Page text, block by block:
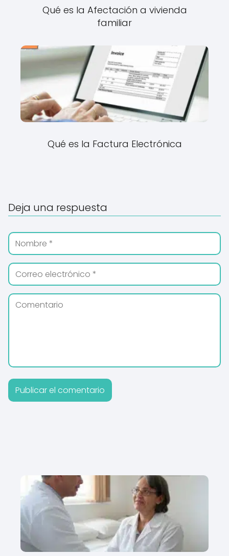
Qué es la Afectación a vivienda
familiar
Qué es la Factura Electrónica
Deja una respuesta